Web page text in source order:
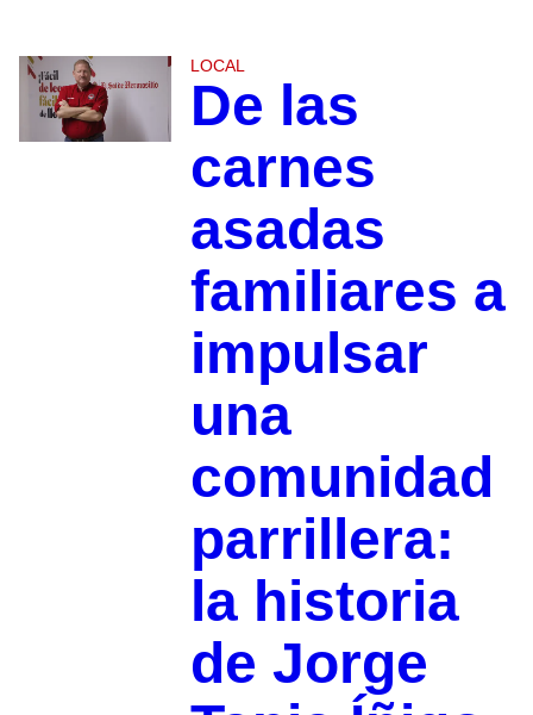
LOCAL
De las
carnes
asadas
familiares a
impulsar
una
comunidad
parrillera:
la historia
de Jorge